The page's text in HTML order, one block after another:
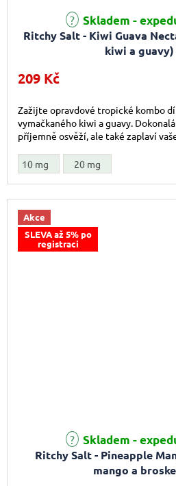
Ritchy Salt - Kiwi Guava
kiwi a
Průměrné hodnocení produktu je
Skladem -
209 Kč
Zažijte opravdové tropické kombo
vymačkaného kiwi a guavy.
příjemně osvěží, ale také zaplaví
10 mg 20 mg
Akce
SLEVA až 5% po
registraci
Ritchy Salt - Pineapple
mango a
Skladem -